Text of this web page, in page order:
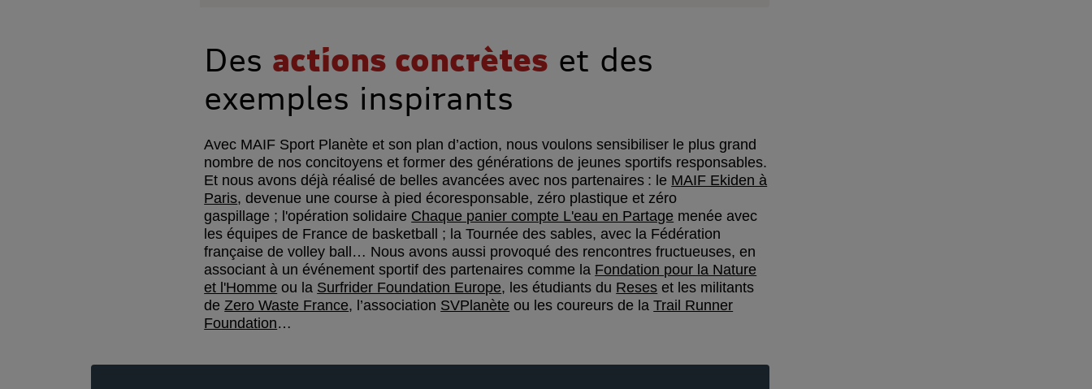
Des actions concrètes et des
exemples inspirants
Avec MAIF Sport Planète et son plan d’action, nous voulons sensibiliser le plus grand
nombre de nos concitoyens et former des générations de jeunes sportifs responsables.
Et nous avons déjà réalisé de belles avancées avec nos partenaires : le MAIF Ekiden à
Paris, devenue une course à pied écoresponsable, zéro plastique et zéro
gaspillage ; l'opération solidaire Chaque panier compte L'eau en Partage menée avec
les équipes de France de basketball ; la Tournée des sables, avec la Fédération
française de volley ball… Nous avons aussi provoqué des rencontres fructueuses, en
associant à un événement sportif des partenaires comme la Fondation pour la Nature
et l'Homme ou la Surfrider Foundation Europe, les étudiants du Reses et les militants
deZero Waste France, l’association SVPlanète ou les coureurs de laTrail Runner
Foundation…